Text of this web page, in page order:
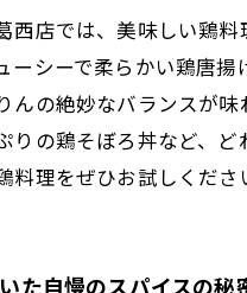
西店では、美味しい鶏
ーシーで柔らかい鶏唐
んの絶妙なバランスが
りの鶏そぼろ丼など、
料理をぜひお試しくださ
た自慢のスパイスの秘